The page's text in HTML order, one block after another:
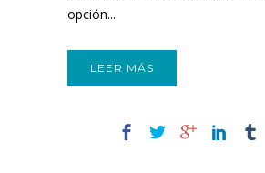
opción...
LEER MÁS